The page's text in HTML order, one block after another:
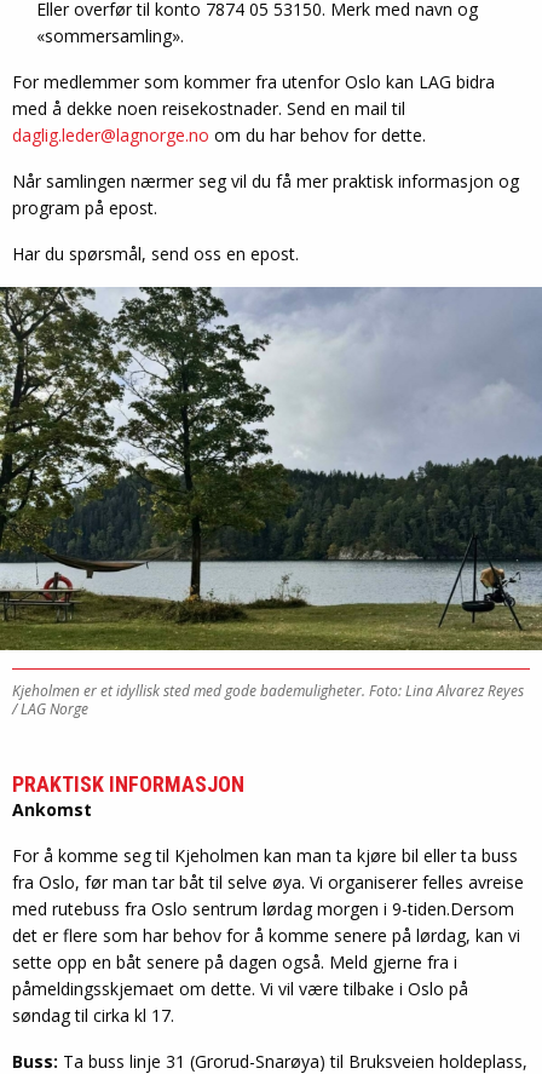
Eller overfør til konto 7874 05 53150. Merk med navn og
«sommersamling».
For medlemmer som kommer fra utenfor Oslo kan LAG bidra
med å dekke noen reisekostnader. Send en mail til
daglig.leder@lagnorge.no om du har behov for dette.
Når samlingen nærmer seg vil du få mer praktisk informasjon og
program på epost.
Har du spørsmål, send oss en epost.
Kjeholmen er et idyllisk sted med gode bademuligheter. Foto: Lina Alvarez Reyes
/ LAG Norge
PRAKTISK INFORMASJON
Ankomst
For å komme seg til Kjeholmen kan man ta kjøre bil eller ta buss
fra Oslo, før man tar båt til selve øya. Vi organiserer felles avreise
med rutebuss fra Oslo sentrum lørdag morgen i 9-tiden.Dersom
det er flere som har behov for å komme senere på lørdag, kan vi
sette opp en båt senere på dagen også. Meld gjerne fra i
påmeldingsskjemaet om dette. Vi vil være tilbake i Oslo på
søndag til cirka kl 17.
Buss: Ta buss linje 31 (Grorud-Snarøya) til Bruksveien holdeplass,